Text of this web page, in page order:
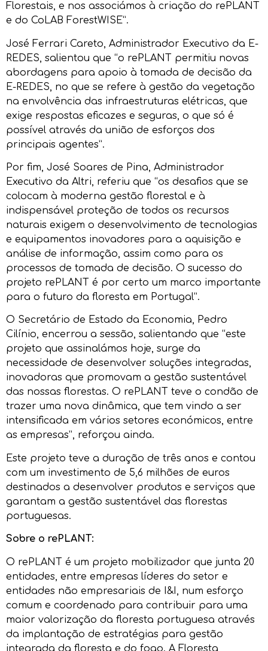
Florestais, e nos associámos à criação do rePLANT
e do CoLAB ForestWISE”.
José Ferrari Careto, Administrador Executivo da E-
REDES, salientou que “o rePLANT permitiu novas
abordagens para apoio à tomada de decisão da
E-REDES, no que se refere à gestão da vegetação
na envolvência das infraestruturas elétricas, que
exige respostas eficazes e seguras, o que só é
possível através da união de esforços dos
principais agentes”.
Por fim, José Soares de Pina, Administrador
Executivo da Altri, referiu que “os desafios que se
colocam à moderna gestão florestal e à
indispensável proteção de todos os recursos
naturais exigem o desenvolvimento de tecnologias
e equipamentos inovadores para a aquisição e
análise de informação, assim como para os
processos de tomada de decisão. O sucesso do
projeto rePLANT é por certo um marco importante
para o futuro da floresta em Portugal”.
O Secretário de Estado da Economia, Pedro
Cilínio, encerrou a sessão, salientando que “este
projeto que assinalámos hoje, surge da
necessidade de desenvolver soluções integradas,
inovadoras que promovam a gestão sustentável
das nossas florestas. O rePLANT teve o condão de
trazer uma nova dinâmica, que tem vindo a ser
intensificada em vários setores económicos, entre
as empresas”, reforçou ainda.
Este projeto teve a duração de três anos e contou
com um investimento de 5,6 milhões de euros
destinados a desenvolver produtos e serviços que
garantam a gestão sustentável das florestas
portuguesas.
Sobre o rePLANT:
O rePLANT é um projeto mobilizador que junta 20
entidades, entre empresas líderes do setor e
entidades não empresariais de I&I, num esforço
comum e coordenado para contribuir para uma
maior valorização da floresta portuguesa através
da implantação de estratégias para gestão
integrada da floresta e do fogo. A Floresta